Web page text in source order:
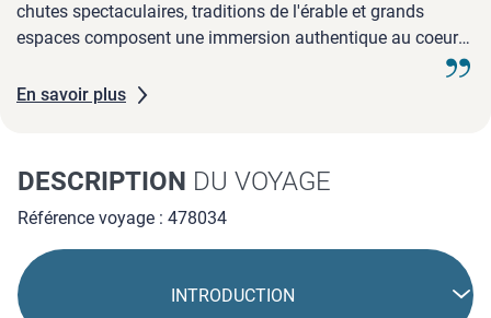
chutes spectaculaires, traditions de l'érable et grands
espaces composent une immersion authentique au coeur
En savoir plus
DESCRIPTION DU VOYAGE
Référence voyage : 478034
INTRODUCTION